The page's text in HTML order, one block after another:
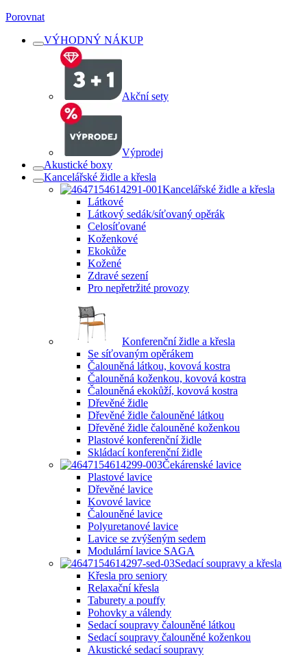
Porovnat
VÝHODNÝ NÁKUP
Akční sety
Výprodej
Akustické boxy
Kancelářské židle a křesla
Kancelářské židle a křesla
Látkové
Látkový sedák/síťovaný opěrák
Celosíťované
Koženkové
Ekokůže
Kožené
Zdravé sezení
Pro nepřetržité provozy
Konferenční židle a křesla
Se síťovaným opěrákem
Čalouněná látkou, kovová kostra
Čalouněná koženkou, kovová kostra
Čalouněná ekokůží, kovová kostra
Dřevěné židle
Dřevěné židle čalouněné látkou
Dřevěné židle čalouněné koženkou
Plastové konferenční židle
Skládací konferenční židle
Čekárenské lavice
Plastové lavice
Dřevěné lavice
Kovové lavice
Čalouněné lavice
Polyuretanové lavice
Lavice se zvýšeným sedem
Modulární lavice SAGA
Sedací soupravy a křesla
Křesla pro seniory
Relaxační křesla
Taburety a pouffy
Pohovky a válendy
Sedací soupravy čalouněné látkou
Sedací soupravy čalouněné koženkou
Akustické sedací soupravy